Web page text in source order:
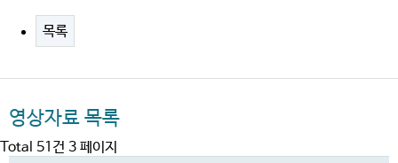
목록
영상자료 목록
Total 51건 3 페이지